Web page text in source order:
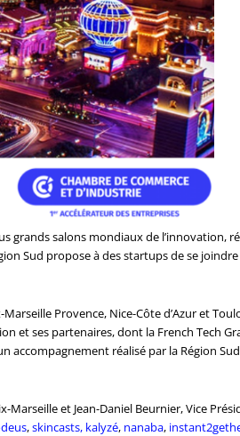
grands salons mondiaux de l’innovation,
Sud propose à des startups de se joindre
Provence, Nice-Côte d’Azur et
et ses partenaires, dont la French Tech
accompagnement réalisé par la Région
et Jean-Daniel Beurnier, Vice
,skincasts, kalyzé, nanaba,